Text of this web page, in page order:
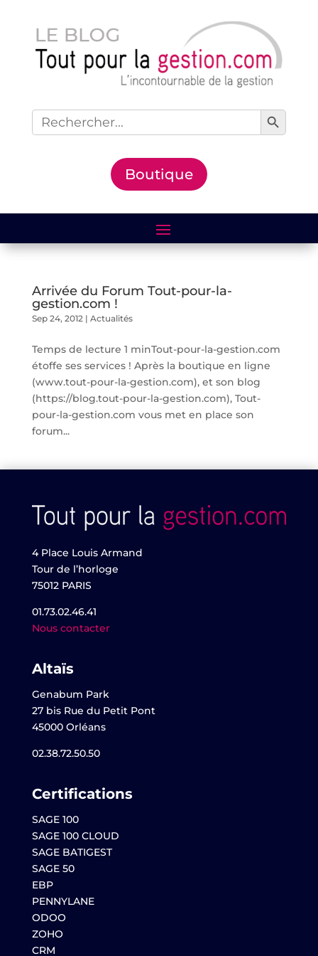
Search
for:
Search Button
Boutique
Arrivée du Forum Tout-pour-la-
gestion.com !
Sep 24, 2012| Actualités
Temps de lecture 1 minTout-pour-la-gestion.com
étoffe ses services ! Après la boutique en ligne
(www.tout-pour-la-gestion.com), et son blog
(https://blog.tout-pour-la-gestion.com), Tout-
pour-la-gestion.com vous met en place son
forum...
4 Place Louis Armand
Tour de l’horloge
75012 PARIS
01.73.02.46.41
Nous contacter
Altaïs
Genabum Park
27 bis Rue du Petit Pont
45000 Orléans
02.38.72.50.50
Certifications
SAGE 100
SAGE 100 CLOUD
SAGE BATIGEST
SAGE 50
EBP
PENNYLANE
ODOO
ZOHO
CRM